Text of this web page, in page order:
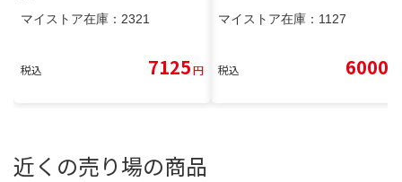
マイストア在庫： 2321
税込 7125円
マイストア在庫： 1127
税込 6000
近くの売り場の商品